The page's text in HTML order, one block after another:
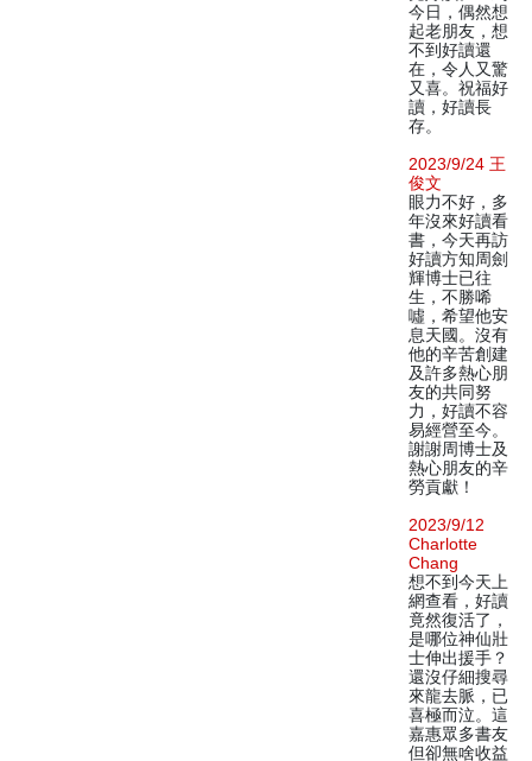
今日，偶然想
起老朋友，想
不到好讀還
在，令人又驚
又喜。祝福好
讀，好讀長
存。
2023/9/24 王
俊文
眼力不好，多
年沒來好讀看
書，今天再訪
好讀方知周劍
輝博士已往
生，不勝唏
噓，希望他安
息天國。沒有
他的辛苦創建
及許多熱心朋
友的共同努
力，好讀不容
易經營至今。
謝謝周博士及
熱心朋友的辛
勞貢獻！
2023/9/12
Charlotte
Chang
想不到今天上
網查看，好讀
竟然復活了，
是哪位神仙壯
士伸出援手？
還沒仔細搜尋
來龍去脈，已
喜極而泣。這
嘉惠眾多書友
但卻無啥收益